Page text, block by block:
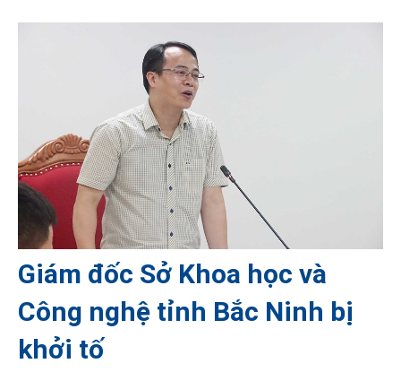
Giám đốc Sở Khoa học và
Công nghệ tỉnh Bắc Ninh bị
khởi tố